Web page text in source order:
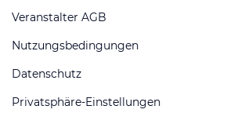
Veranstalter AGB
Nutzungsbedingungen
Datenschutz
Privatsphäre-Einstellungen